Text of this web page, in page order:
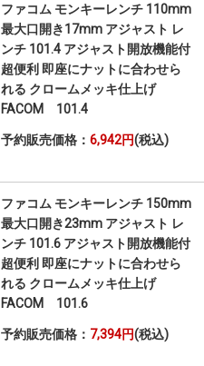
ファコム モンキーレンチ 110mm
最大口開き17mm アジャスト レ
ンチ 101.4 アジャスト開放機能付
超便利 即座にナットに合わせら
れる クロームメッキ仕上げ
FACOM 101.4
予約販売価格： 6,942円(税込)
ファコム モンキーレンチ 150mm
最大口開き23mm アジャスト レ
ンチ 101.6 アジャスト開放機能付
超便利 即座にナットに合わせら
れる クロームメッキ仕上げ
FACOM 101.6
予約販売価格： 7,394円(税込)